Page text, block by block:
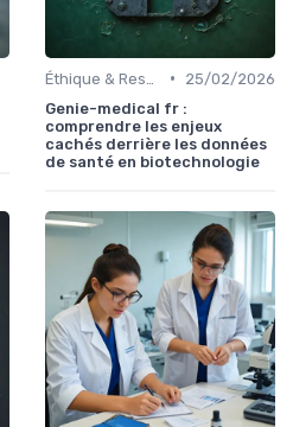
•
25/02/2026
Genie-medical fr :
comprendre les enjeux
cachés derrière les données
de santé en biotechnologie